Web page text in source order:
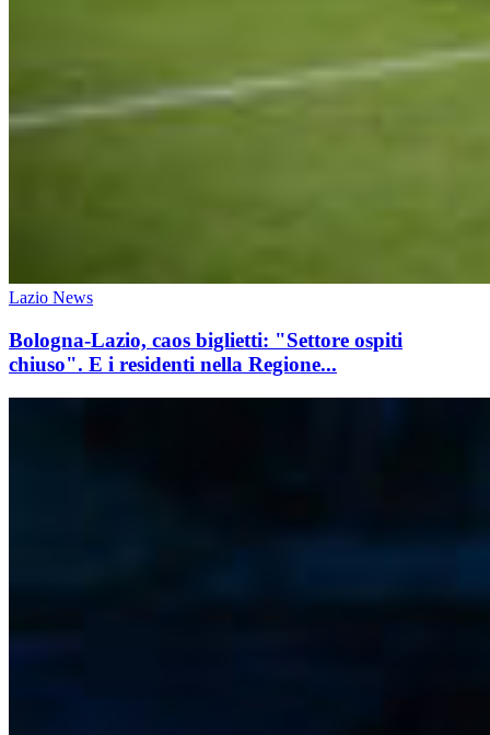
Lazio News
Bologna-Lazio, caos biglietti: "Settore ospiti
chiuso". E i residenti nella Regione...